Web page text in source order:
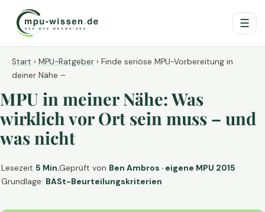
☰
Start › MPU-Ratgeber › Finde seriöse MPU-Vorbereitung in
deiner Nähe –
MPU in meiner Nähe: Was
wirklich vor Ort sein muss – und
was nicht
Lesezeit 5 Min.Geprüft von Ben Ambros · eigene MPU 2015
Grundlage: BASt-Beurteilungskriterien